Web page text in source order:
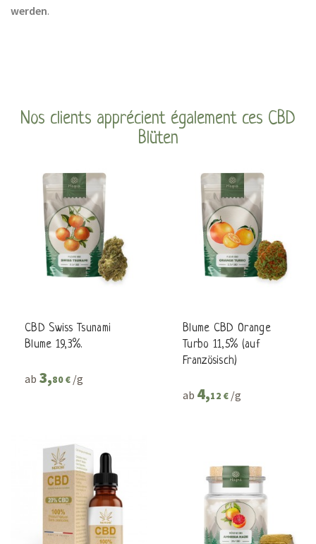
werden.
Nos clients apprécient également ces CBD
Blüten
CBD Swiss Tsunami
Blume 19,3%.
ab 3,80 € /g
Blume CBD Orange
Turbo 11,5% (auf
Französisch)
ab 4,12 € /g